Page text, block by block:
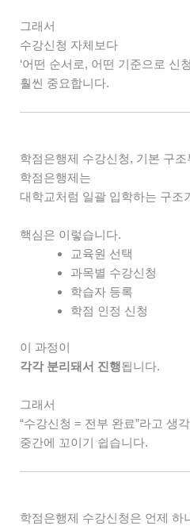
그래서
수강신청 자체보다
‘어떤 순서로, 어떤 기준으로 신
훨씬 중요합니다.
학점은행제 수강신청, 기본 구
학점은행제는
대학교처럼 일괄 입학하는 구조
핵심은 이렇습니다.
교육원 선택
과목별 수강신청
학습자 등록
학점 인정 신청
이 과정이
각각 분리돼서 진행됩니다.
그래서
“수강신청 = 전부 완료”라고 생
중간에 꼬이기 쉽습니다.
학점은행제 수강신청은 언제 하